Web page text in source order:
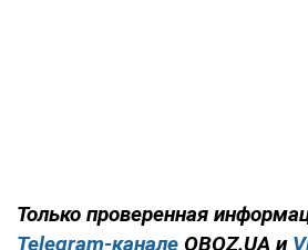
Только проверенная
Telegram-канале OBOZ.UA и